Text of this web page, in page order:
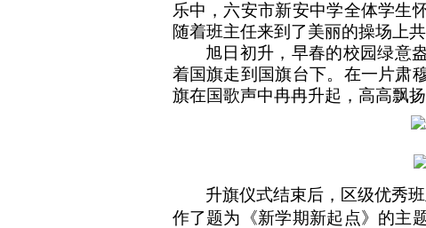
乐中，六安市新安中学全体学生
随着班主任来到了美丽的操场上
旭日初升，早春的校园绿意
着国旗走到国旗台下。在一片肃
旗在国歌声中冉冉升起，高高飘
升旗仪式结束后，区级优秀
作了题为《新学期新起点》的主